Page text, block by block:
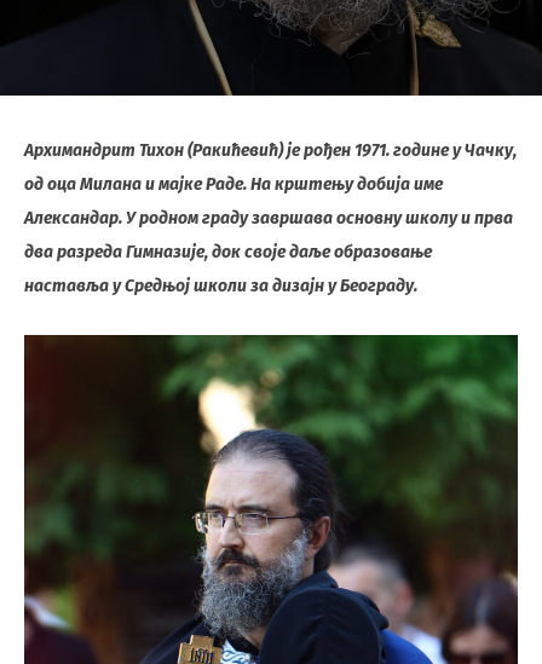
Архимандрит Тихон (Ракићевић) је рођен 1971. године у Чачку,
од оца Милана и мајке Раде. На крштењу добија име
Александар. У родном граду завршава основну школу и прва
два разреда Гимназије, док своје даље образовање
наставља у Средњој школи за дизајн у Београду.